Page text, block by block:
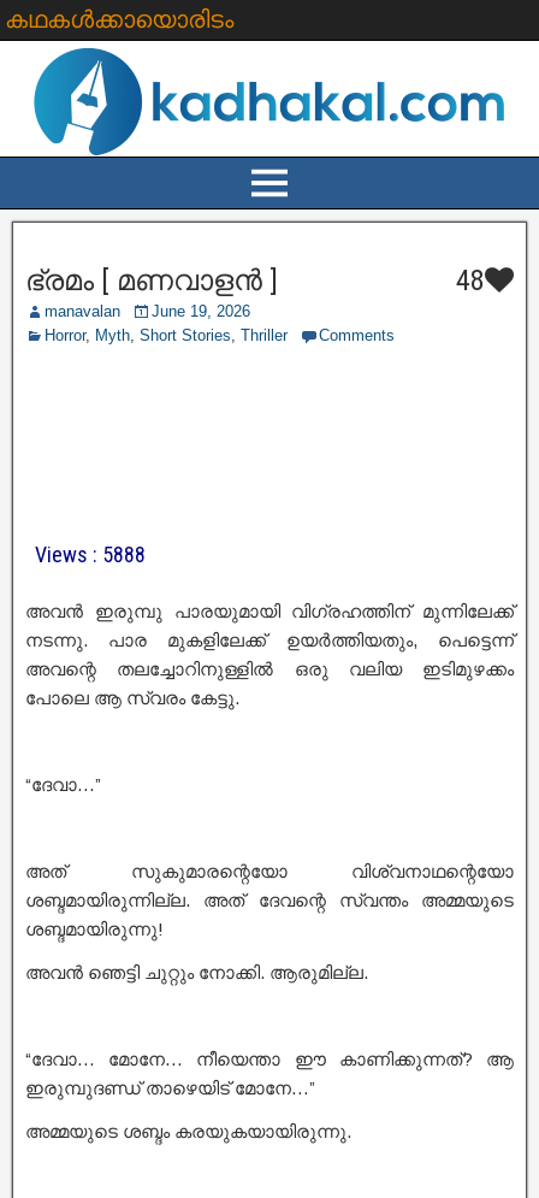
കഥകൾക്കായൊരിടം
ഭ്രമം [ മണവാളൻ ] 48
manavalan
June 19, 2026
Horror, Myth, Short Stories, Thriller Comments
Views : 5888
അവൻ ഇരുമ്പു പാരയുമായി വിഗ്രഹത്തിന് മുന്നിലേക്ക്
നടന്നു. പാര മുകളിലേക്ക് ഉയർത്തിയതും, പെട്ടെന്ന്
അവന്റെ തലച്ചോറിനുള്ളിൽ ഒരു വലിയ ഇടിമുഴക്കം
പോലെ ആ സ്വരം കേട്ടു.
“ദേവാ…”
അത് സുകുമാരന്റെയോ വിശ്വനാഥന്റെയോ
ശബ്ദമായിരുന്നില്ല. അത് ദേവന്റെ സ്വന്തം അമ്മയുടെ
ശബ്ദമായിരുന്നു!
അവൻ ഞെട്ടി ചുറ്റും നോക്കി. ആരുമില്ല.
“ദേവാ… മോനേ… നീയെന്താ ഈ കാണിക്കുന്നത്? ആ
ഇരുമ്പുദണ്ഡ് താഴെയിട് മോനേ…”
അമ്മയുടെ ശബ്ദം കരയുകയായിരുന്നു.